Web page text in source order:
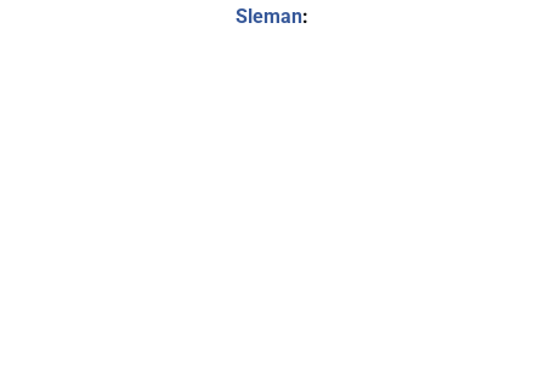
Sleman: